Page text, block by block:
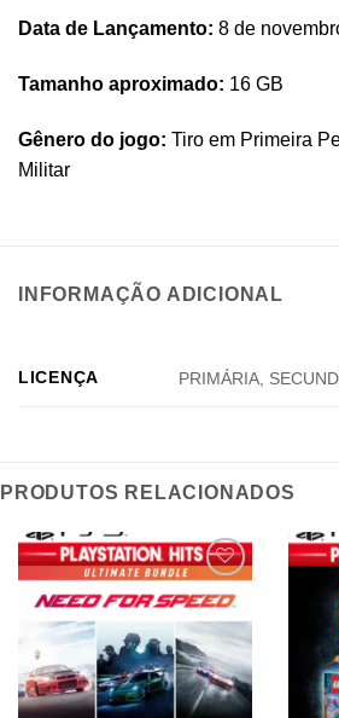
Data de Lançamento: 8 de
Tamanho aproximado: 16 GB
Gênero do jogo: Tiro em Primeira
Militar
INFORMAÇÃO ADICIONAL
LICENÇA PRIMÁRIA,
PRODUTOS RELACIONADOS